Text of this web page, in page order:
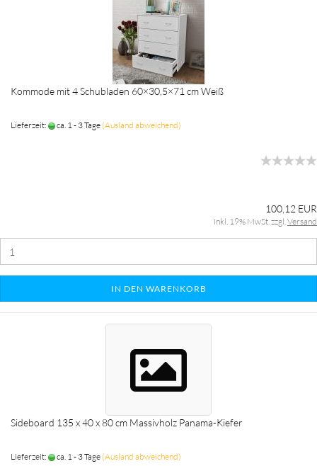
Kommode mit 4 Schubladen 60×30,5×71 cm Weiß
Lieferzeit: ca. 1 - 3 Tage (Ausland abweichend)
100,12 EUR
inkl. 19% MwSt. zzgl.Versand
IN DEN WARENKORB
Sideboard 135 x 40 x 80 cm Massivholz Panama-Kiefer
Lieferzeit: ca. 1 - 3 Tage (Ausland abweichend)